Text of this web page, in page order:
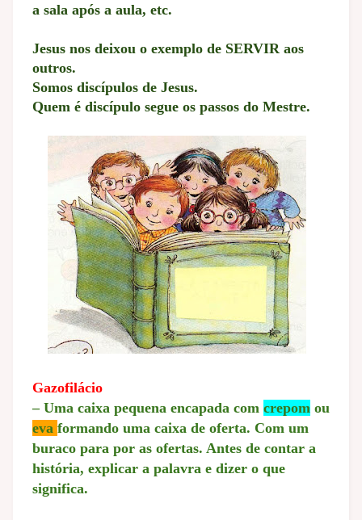
a sala após a aula, etc.
Jesus nos deixou o exemplo de SERVIR aos
outros.
Somos discípulos de Jesus.
Quem é discípulo segue os passos do Mestre.
Gazofilácio
– Uma caixa pequena encapada com crepom ou
eva formando uma caixa de oferta. Com um
buraco para por as ofertas. Antes de contar a
história, explicar a palavra e dizer o que
significa.